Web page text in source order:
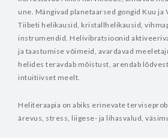
une. Mängivad planetaarsed gongid Kuu ja
Tiibeti helikausid, kristallhelikausid,
instrumendid. Helivibratsioonid
ja taastumise võimeid, avardavad
helides teravdab mõistust, arendab
intuitiivset meelt.
Heliteraapia on abiks erinevate
ärevus, stress, liigese- ja lihasvalud,